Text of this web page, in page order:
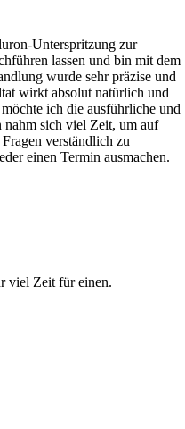
Unterspritzung zur
lassen und bin mit dem
wurde sehr präzise und
wirkt absolut natürlich und
ich die ausführliche und
sich viel Zeit, um auf
verständlich zu
einen Termin ausmachen.
viel Zeit für einen.